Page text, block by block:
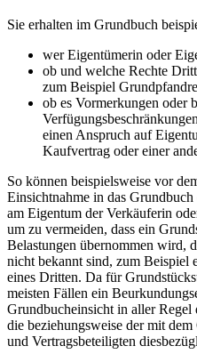
Sie erhalten im Grundbuch
wer Eigentümerin oder
ob und welche Rechte
zum Beispiel
ob es Vormerkungen oder
einen Anspruch auf
Kaufvertrag oder einer
So können beispielsweise vor
Einsichtnahme in das
am Eigentum der Verkäuferin
um zu vermeiden, dass ein
Belastungen übernommen wird,
nicht bekannt sind, zum Beispiel
eines Dritten. Da für
meisten Fällen ein
Grundbucheinsicht in aller
die beziehungsweise der mit
und Vertragsbeteiligten